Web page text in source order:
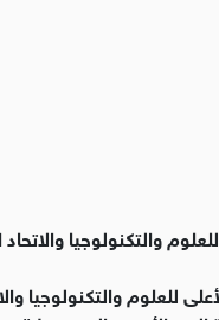
والتكنولوجيا
للعلوم والتكنولوجيا